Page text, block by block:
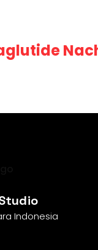
Indonesia